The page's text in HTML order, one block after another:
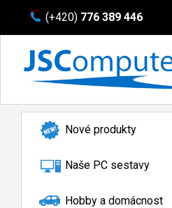
(+420) 776 389 446
Nové produkty
Naše PC sestavy
Hobby a domácnost